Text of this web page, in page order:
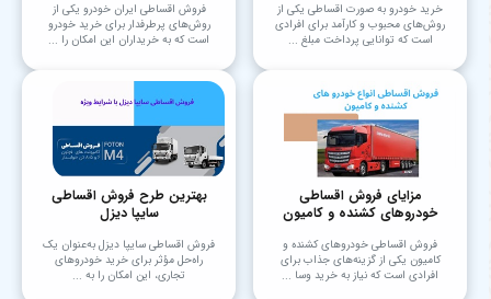
خرید خودرو به صورت اقساطی یکی از
روش‌های محبوب و کارآمد برای افرادی
است که توانایی پرداخت مبلغ ...
فروش اقساطی ایران خودرو یکی از
روش‌های پرطرفدار برای خرید خودرو
است که به خریداران این امکان را ...
مزایای فروش اقساطی
خودروهای کشنده و کامیون
فروش اقساطی خودروهای کشنده و
کامیون یکی از گزینه‌های جذاب برای
افرادی است که نیاز به خرید وسا ...
بهترین طرح فروش اقساطی
سایپا دیزل
فروش اقساطی سایپا دیزل به‌عنوان یک
راه‌حل مؤثر برای خرید خودروهای
تجاری، این امکان را به ...